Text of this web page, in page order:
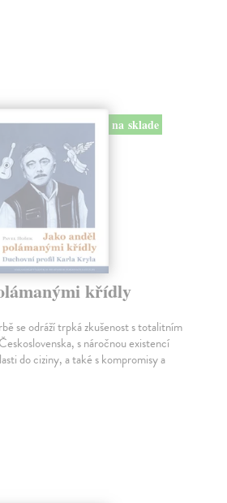
na sklade
křídly
se odráží trpká zkušenost s totalitním
s náročnou existencí
do ciziny, a také s kompromisy a